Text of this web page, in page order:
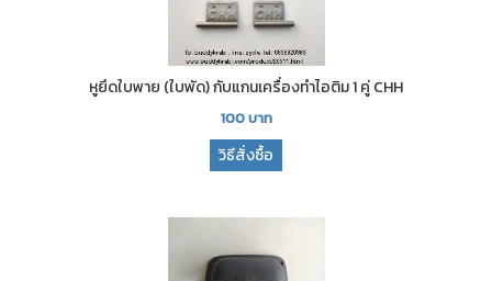
หูยึดใบพาย (ใบพัด) กับแกนเครื่องทำไอติม 1 คู่ CHH
100บาท
วิธีสั่งซื้อ